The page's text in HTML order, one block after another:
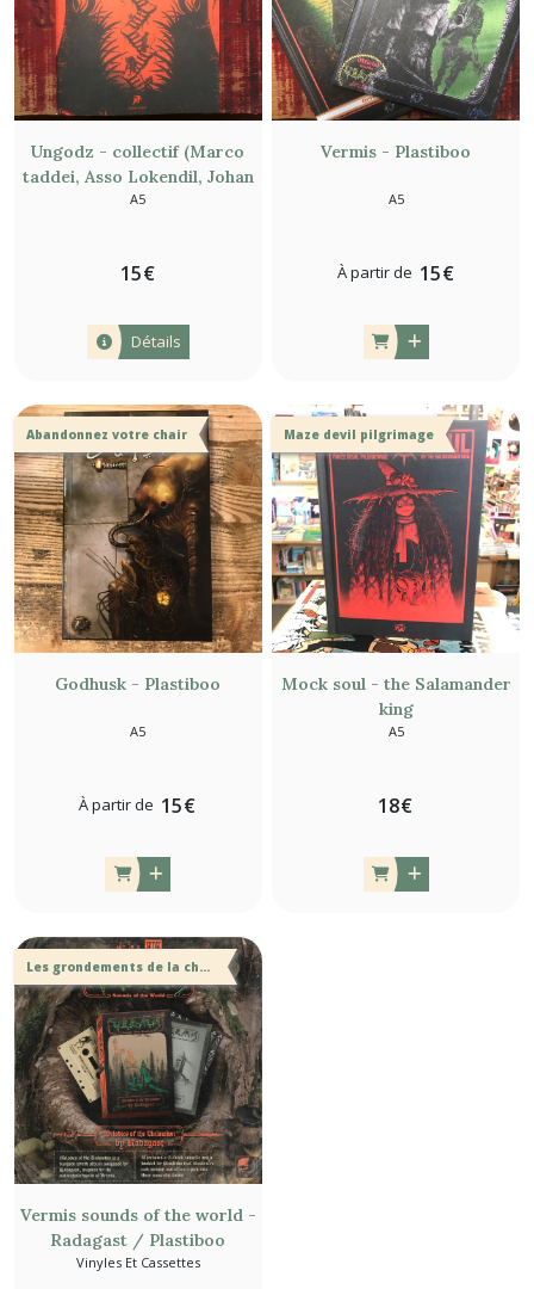
Ungodz - collectif (Marco
taddei, Asso Lokendil, Johan
Nohr, Plastiboo, Fat Gomez,
A5
15€
Détails
Vermis - Plastiboo
A5
À partir de 15€
Abandonnez votre chair
Godhusk - Plastiboo
A5
À partir de 15€
Maze devil pilgrimage
Mock soul - the Salamander
king
A5
18€
Les grondements de la chair
Vermis sounds of the world -
Radagast / Plastiboo
Vinyles Et Cassettes
résultats